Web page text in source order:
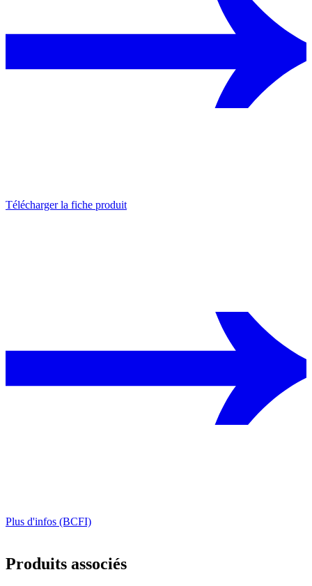
Télécharger la fiche produit
Plus d'infos (BCFI)
Produits associés